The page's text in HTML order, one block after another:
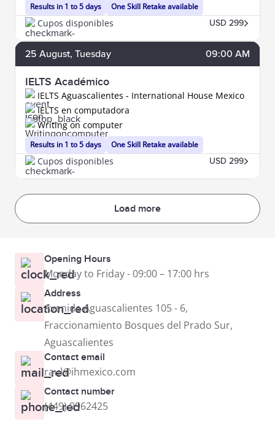
Results in 1 to 5 days One Skill Retake available
Cupos disponibles USD 299
25 August, Tuesday 09:00 AM
IELTS Académico
IELTS Aguascalientes - International House Mexico
Results in 1 to 5 days
IELTS en computadora
Writing on computer
One Skill Retake available
Cupos disponibles USD 299
Load more
Opening Hours
Monday to Friday - 09:00 – 17:00 hrs
Address
Avenida Aguascalientes 105 - 6,
Fraccionamiento Bosques del Prado Sur,
Aguascalientes
Contact email
raul@ihmexico.com
Contact number
(449) 9962425